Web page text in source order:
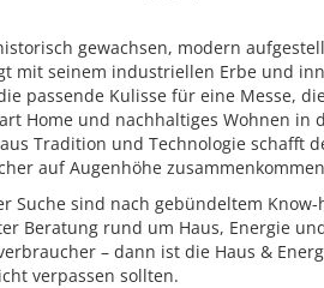
gewachsen, modern
mit seinem industriellen Erbe und
passende Kulisse für eine Messe,
Home und nachhaltiges Wohnen in
Tradition und Technologie schafft
auf Augenhöhe
Suche sind nach gebündeltem
Beratung rund um Haus, Energie
– dann ist die Haus &
verpassen sollten.